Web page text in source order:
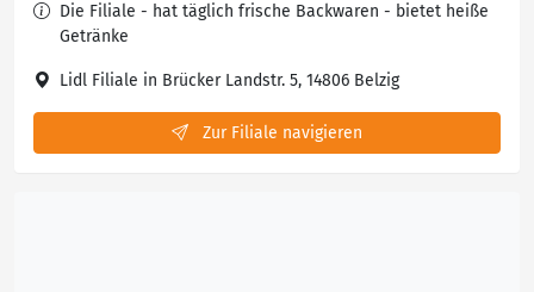
Die Filiale - hat täglich frische Backwaren - bietet heiße
Getränke
Lidl Filiale in Brücker Landstr. 5, 14806 Belzig
Zur Filiale navigieren